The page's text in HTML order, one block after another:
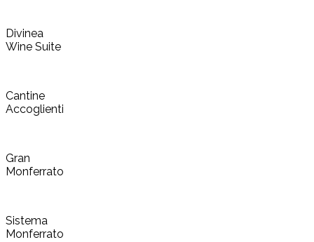
Divinea
Wine Suite
Cantine
Accoglienti
Gran
Monferrato
Sistema
Monferrato